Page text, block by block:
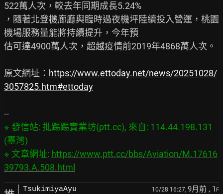
522萬人次，較去年同期成長5.24%
，隨著北登機廊廳與臨時過夜機坪陸續投入營運，桃園
機場服務量能將持續提升，今年預
估可達4900萬人次，超越疫情前2019年4868萬人次。
原文網址： https://www.ettoday.net/news/20251028/
3057825.htm#ettoday
※ 發信站: 批踢踢實業坊(ptt.cc), 來自: 114.44.198.131
(臺灣)
※ 文章網址: https://www.ptt.cc/bbs/Aviation/M.17616
39793.A.508.html
TsukimiyaAyu 10/28 16:27, 9月前 , 1 F